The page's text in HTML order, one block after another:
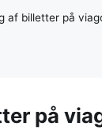
af billetter på
på